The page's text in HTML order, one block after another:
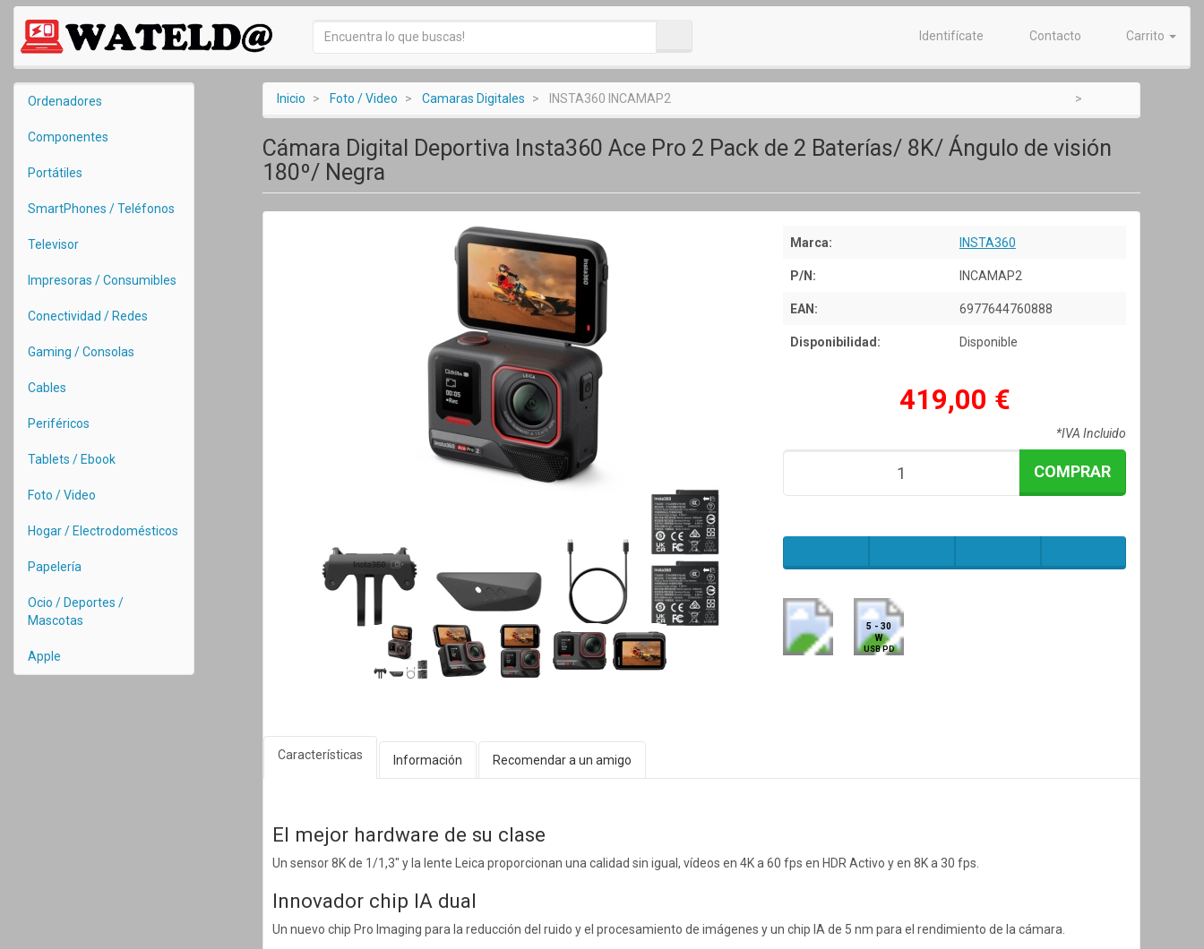
Identifícate Contacto Carrito
Ordenadores
Componentes
Portátiles
SmartPhones / Teléfonos
Televisor
Impresoras / Consumibles
Conectividad / Redes
Gaming / Consolas
Cables
Periféricos
Tablets / Ebook
Foto / Video
Hogar / Electrodomésticos
Papelería
Ocio / Deportes /
Mascotas
Apple
Inicio Foto / Video Camaras Digitales INSTA360 INCAMAP2
Cámara Digital Deportiva Insta360 Ace Pro 2 Pack de 2 Baterías/ 8K/ Ángulo de visión
180º/ Negra
Marca: INSTA360
P/N: INCAMAP2
EAN: 6977644760888
Disponibilidad: Disponible
419,00 €
*IVA Incluido
COMPRAR
5 - 30
W
USB PD
Características Información Recomendar a un amigo
El mejor hardware de su clase
Un sensor 8K de 1/1,3" y la lente Leica proporcionan una calidad sin igual, vídeos en 4K a 60 fps en HDR Activo y en 8K a 30 fps.
Innovador chip IA dual
Un nuevo chip Pro Imaging para la reducción del ruido y el procesamiento de imágenes y un chip IA de 5 nm para el rendimiento de la cámara.